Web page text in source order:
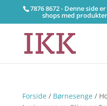
7876 8672 - Denne side
shops med
Forside/ Børnesenge/